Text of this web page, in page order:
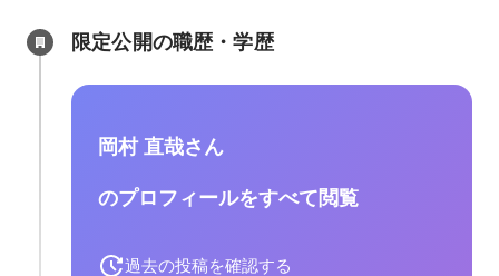
限定公開の職歴・学歴
岡村 直哉さん
のプロフィールをすべて閲覧
過去の投稿を確認する